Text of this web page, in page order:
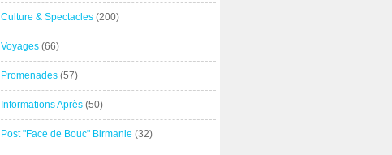
Culture & Spectacles (200)
Voyages (66)
Promenades (57)
Informations Après (50)
Post "Face de Bouc" Birmanie (32)